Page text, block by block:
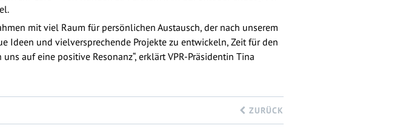
mit viel Raum für persönlichen Austausch, der nach unserem
Ideen und vielversprechende Projekte zu entwickeln, Zeit für den
auf eine positive Resonanz“, erklärt VPR-Präsidentin Tina
ZURÜCK